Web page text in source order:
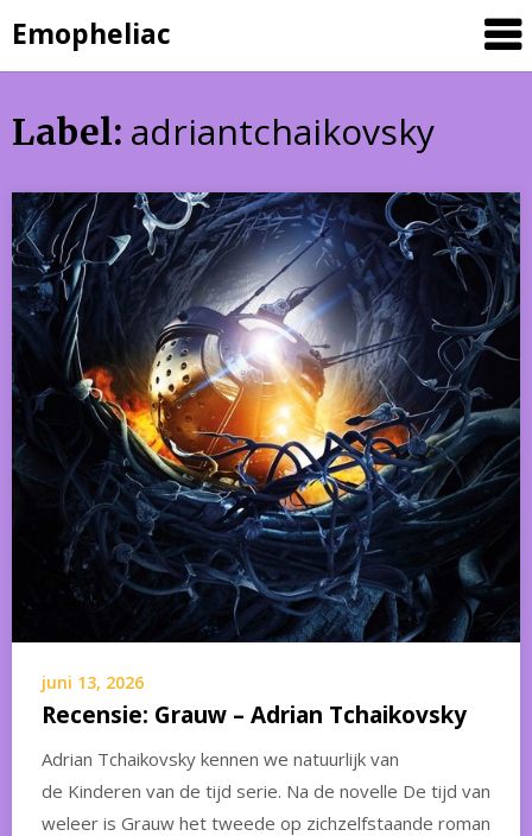
to
content
Emopheliac
Label: adriantchaikovsky
juni 13, 2026
Recensie: Grauw – Adrian Tchaikovsky
Adrian Tchaikovsky kennen we natuurlijk van
de Kinderen van de tijd serie. Na de novelle De tijd van
weleer is Grauw het tweede op zichzelfstaande roman